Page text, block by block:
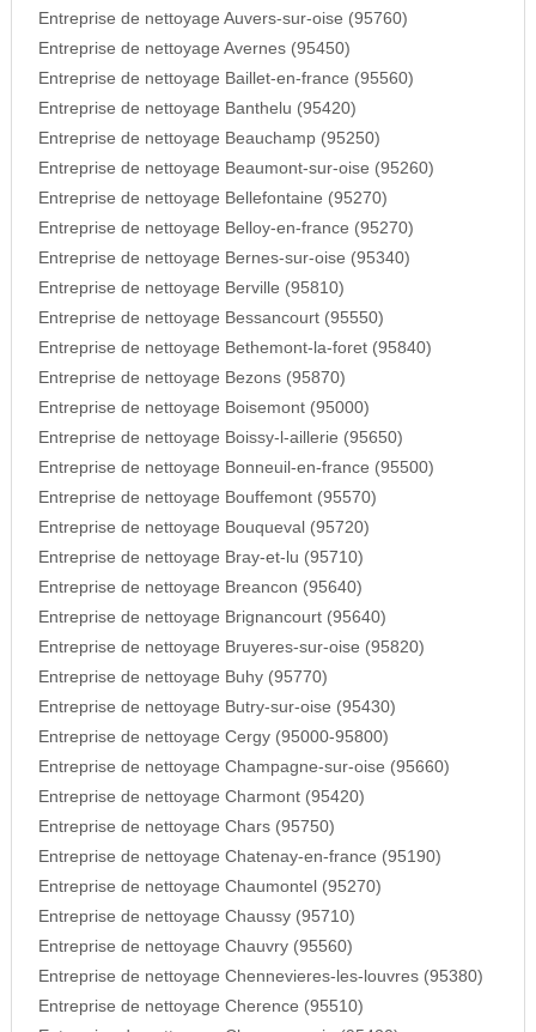
Entreprise de nettoyage Auvers-sur-oise (95760)
Entreprise de nettoyage Avernes (95450)
Entreprise de nettoyage Baillet-en-france (95560)
Entreprise de nettoyage Banthelu (95420)
Entreprise de nettoyage Beauchamp (95250)
Entreprise de nettoyage Beaumont-sur-oise (95260)
Entreprise de nettoyage Bellefontaine (95270)
Entreprise de nettoyage Belloy-en-france (95270)
Entreprise de nettoyage Bernes-sur-oise (95340)
Entreprise de nettoyage Berville (95810)
Entreprise de nettoyage Bessancourt (95550)
Entreprise de nettoyage Bethemont-la-foret (95840)
Entreprise de nettoyage Bezons (95870)
Entreprise de nettoyage Boisemont (95000)
Entreprise de nettoyage Boissy-l-aillerie (95650)
Entreprise de nettoyage Bonneuil-en-france (95500)
Entreprise de nettoyage Bouffemont (95570)
Entreprise de nettoyage Bouqueval (95720)
Entreprise de nettoyage Bray-et-lu (95710)
Entreprise de nettoyage Breancon (95640)
Entreprise de nettoyage Brignancourt (95640)
Entreprise de nettoyage Bruyeres-sur-oise (95820)
Entreprise de nettoyage Buhy (95770)
Entreprise de nettoyage Butry-sur-oise (95430)
Entreprise de nettoyage Cergy (95000-95800)
Entreprise de nettoyage Champagne-sur-oise (95660)
Entreprise de nettoyage Charmont (95420)
Entreprise de nettoyage Chars (95750)
Entreprise de nettoyage Chatenay-en-france (95190)
Entreprise de nettoyage Chaumontel (95270)
Entreprise de nettoyage Chaussy (95710)
Entreprise de nettoyage Chauvry (95560)
Entreprise de nettoyage Chennevieres-les-louvres (95380)
Entreprise de nettoyage Cherence (95510)